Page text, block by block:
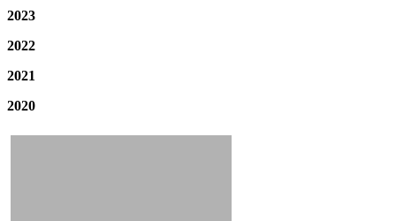
2023
2022
2021
2020